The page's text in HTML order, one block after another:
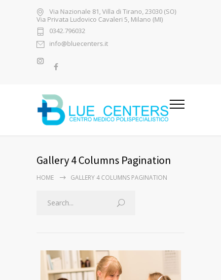
Via Nazionale 81, Villa di Tirano, 23030 (SO)
Via Privata Ludovico Cavaleri 5, Milano (MI)
0342.796032
info@bluecenters.it
Gallery 4 Columns Pagination
HOME GALLERY 4 COLUMNS PAGINATION